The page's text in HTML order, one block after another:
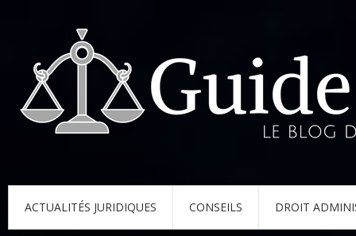
ACTUALITÉS JURIDIQUES CONSEILS DROIT